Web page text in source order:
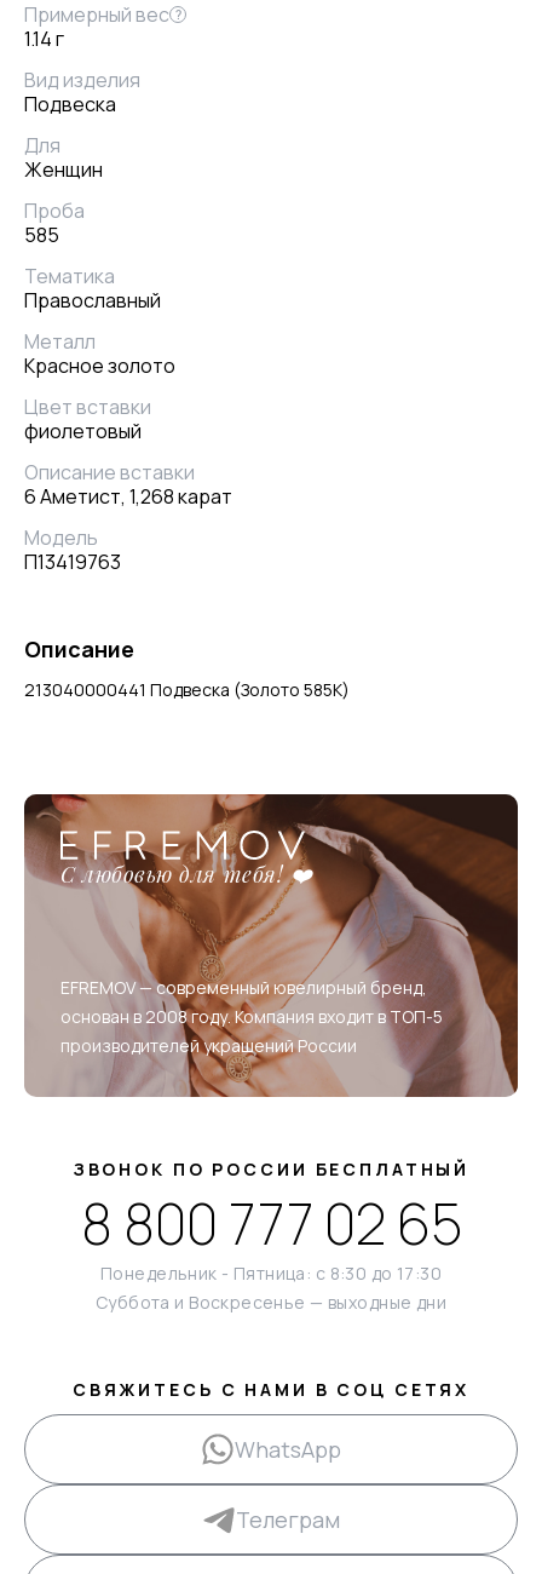
Примерный вес ?
1.14 г
Вид изделия
Подвеска
Для
Женщин
Проба
585
Тематика
Православный
Металл
Красное золото
Цвет вставки
фиолетовый
Описание вставки
6 Аметист, 1,268 карат
Модель
П13419763
Описание
213040000441 Подвеска (Золото 585К)
С любовью для тебя! ❤️
EFREMOV — современный ювелирный бренд,
основан в 2008 году. Компания входит в ТОП-5
производителей украшений России
ЗВОНОК ПО РОССИИ БЕСПЛАТНЫЙ
8 800 777 02 65
Понедельник - Пятница: с 8:30 до 17:30
Суббота и Воскресенье — выходные дни
СВЯЖИТЕСЬ С НАМИ В СОЦ СЕТЯХ
WhatsApp
Телеграм